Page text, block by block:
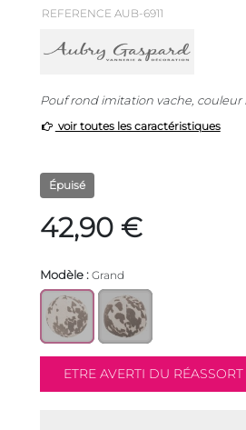
REFERENCE AUB-6911
Pouf rond imitation vache,
voir toutes les caractéristiques
Épuisé
42,90 €
Modèle : Grand